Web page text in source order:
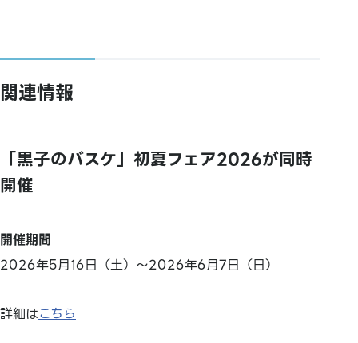
関連情報
「黒子のバスケ」初夏フェア2026が同時
開催
開催期間
2026年5月16日（土）～2026年6月7日（日）
詳細はこちら